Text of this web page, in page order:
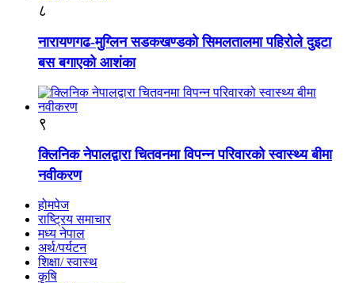
८
नारायणगढ-मुग्लिन सडकखण्डको सिमलतालमा पहिरोले दुइटा
बस बगाएको आशंका
९
क्लिनिक नेपालद्वारा चितवनमा विपन्न परिवारको स्वास्थ्य बीमा
नवीकरण
होमपेज
राष्ट्रिय समाचार
मध्य नेपाल
अर्थ/पर्यटन
शिक्षा/ स्वास्थ
कृषि